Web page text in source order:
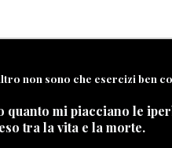
non sono che esercizi ben
mi piacciano le
tra la vita e la morte.